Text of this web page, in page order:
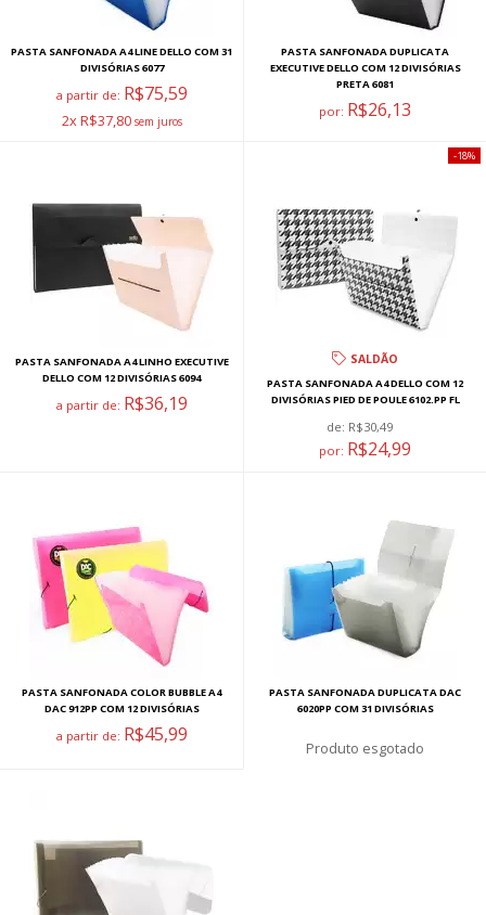
PASTA SANFONADA A4 LINE DELLO COM 31
DIVISÓRIAS 6077
a partir de: R$75,59
2x R$37,80
PASTA SANFONADA DUPLICATA
EXECUTIVE DELLO COM 12 DIVISÓRIAS
PRETA 6081
por: R$26,13
PASTA SANFONADA A4 LINHO EXECUTIVE
DELLO COM 12 DIVISÓRIAS 6094
a partir de: R$36,19
SALDÃO
PASTA SANFONADA A4 DELLO COM 12
DIVISÓRIAS PIED DE POULE 6102.PP FL
de: R$30,49
por: R$24,99
18%
PASTA SANFONADA COLOR BUBBLE A4
DAC 912PP COM 12 DIVISÓRIAS
a partir de: R$45,99
PASTA SANFONADA DUPLICATA DAC
6020PP COM 31 DIVISÓRIAS
esgotado